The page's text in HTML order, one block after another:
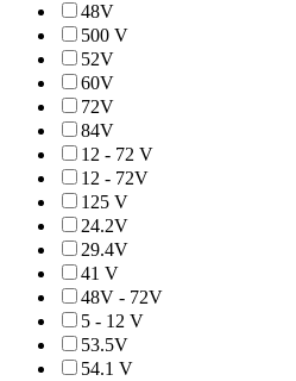
48V
500 V
52V
60V
72V
84V
12 - 72 V
12 - 72V
125 V
24.2V
29.4V
41 V
48V - 72V
5 - 12 V
53.5V
54.1 V